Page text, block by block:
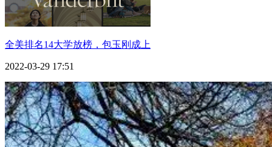
全美排名14大学放榜，包玉刚成上
2022-03-29 17:51